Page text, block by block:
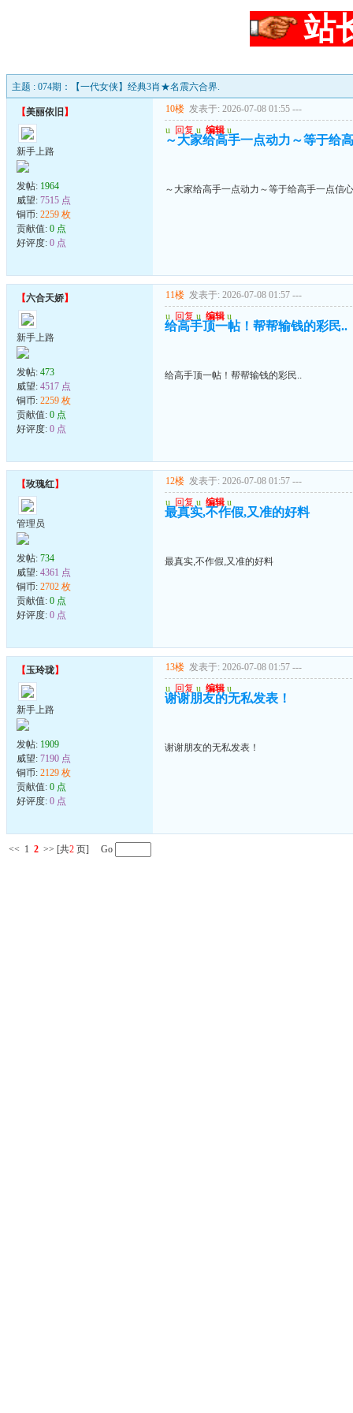
站
主题 : 074期：【一代女侠】经典3肖★名震六合界.
【美丽依旧 】
新手上路
发帖: 1964
威望: 7515 点
铜币: 2259 枚
贡献值: 0 点
好评度: 0 点
10楼 发表于: 2026-07-08 01:55 ---
u 回复 u 编辑 u
～大家给高手一点动力～等于给
～大家给高手一点动力～等于给高手一点信
【六合天娇】
新手上路
发帖: 473
威望: 4517 点
铜币: 2259 枚
贡献值: 0 点
好评度: 0 点
11楼 发表于: 2026-07-08 01:57 ---
u 回复 u 编辑 u
给高手顶一帖！帮帮输钱的彩民..
给高手顶一帖！帮帮输钱的彩民..
【玫瑰红】
管理员
发帖: 734
威望: 4361 点
铜币: 2702 枚
贡献值: 0 点
好评度: 0 点
12楼 发表于: 2026-07-08 01:57 ---
u 回复 u 编辑 u
最真实,不作假,又准的好料
最真实,不作假,又准的好料
【玉玲珑】
新手上路
发帖: 1909
威望: 7190 点
铜币: 2129 枚
贡献值: 0 点
好评度: 0 点
13楼 发表于: 2026-07-08 01:57 ---
u 回复 u 编辑 u
谢谢朋友的无私发表！
谢谢朋友的无私发表！
<< 1 2 >> [共2 页] Go